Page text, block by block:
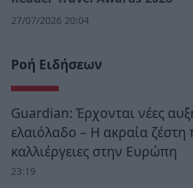
27/07/2026 20:04
Ροή Ειδήσεων
Guardian: Έρχονται νέες
ελαιόλαδο – Η ακραία ζέστη
καλλιέργειες στην Ευρώπη
23:19